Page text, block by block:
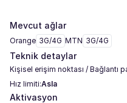
Mevcut ağlar
Orange 3G/4G MTN 3G/4G
Teknik detaylar
Kişisel erişim noktası / Bağlantı
Hız limiti:Asla
Aktivasyon